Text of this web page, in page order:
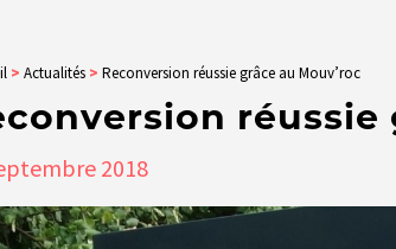
> Actualités > Reconversion réussie grâce au Mouv’roc
réussie
2018